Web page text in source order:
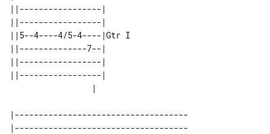
||-----------------|
||-----------------|
||5--4----4/5-4----|Gtr I
||--------------7--|
||-----------------|
||-----------------|
|------------------------------------
|------------------------------------